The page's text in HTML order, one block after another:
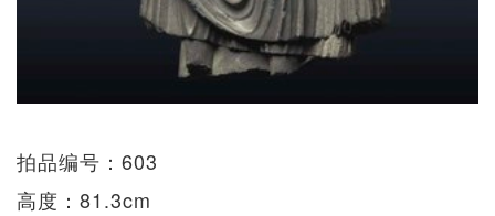
拍品编号：603
高度：81.3cm